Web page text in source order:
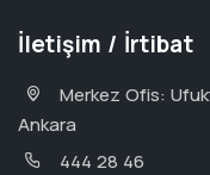
İletişim / İrtibat
Merkez Ofis:
Ankara
444 28 46